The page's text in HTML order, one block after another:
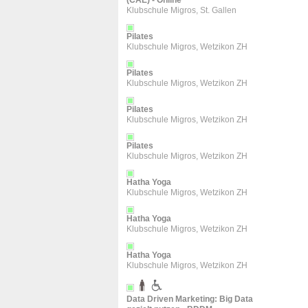
Klubschule Migros, St. Gallen
Pilates
Klubschule Migros, Wetzikon ZH
Pilates
Klubschule Migros, Wetzikon ZH
Pilates
Klubschule Migros, Wetzikon ZH
Pilates
Klubschule Migros, Wetzikon ZH
Hatha Yoga
Klubschule Migros, Wetzikon ZH
Hatha Yoga
Klubschule Migros, Wetzikon ZH
Hatha Yoga
Klubschule Migros, Wetzikon ZH
Data Driven Marketing: Big Data